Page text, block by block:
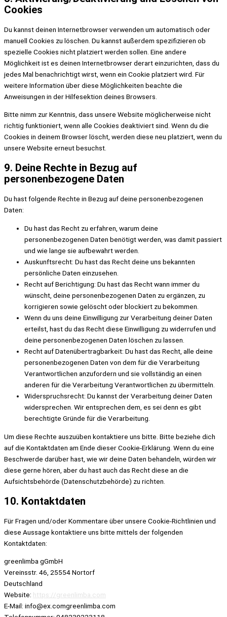
Cookies
Du kannst deinen Internetbrowser verwenden um automatisch oder
manuell Cookies zu löschen. Du kannst außerdem spezifizieren ob
spezielle Cookies nicht platziert werden sollen. Eine andere
Möglichkeit ist es deinen Internetbrowser derart einzurichten, dass du
jedes Mal benachrichtigt wirst, wenn ein Cookie platziert wird. Für
weitere Information über diese Möglichkeiten beachte die
Anweisungen in der Hilfesektion deines Browsers.
Bitte nimm zur Kenntnis, dass unsere Website möglicherweise nicht
richtig funktioniert, wenn alle Cookies deaktiviert sind. Wenn du die
Cookies in deinem Browser löscht, werden diese neu platziert, wenn du
unsere Website erneut besuchst.
9. Deine Rechte in Bezug auf
personenbezogene Daten
Du hast folgende Rechte in Bezug auf deine personenbezogenen
Daten:
Du hast das Recht zu erfahren, warum deine
personenbezogenen Daten benötigt werden, was damit passiert
und wie lange sie aufbewahrt werden.
Auskunftsrecht: Du hast das Recht deine uns bekannten
persönliche Daten einzusehen.
Recht auf Berichtigung: Du hast das Recht wann immer du
wünscht, deine personenbezogenen Daten zu ergänzen, zu
korrigieren sowie gelöscht oder blockiert zu bekommen.
Wenn du uns deine Einwilligung zur Verarbeitung deiner Daten
erteilst, hast du das Recht diese Einwilligung zu widerrufen und
deine personenbezogenen Daten löschen zu lassen.
Recht auf Datenübertragbarkeit: Du hast das Recht, alle deine
personenbezogenen Daten von dem für die Verarbeitung
Verantwortlichen anzufordern und sie vollständig an einen
anderen für die Verarbeitung Verantwortlichen zu übermitteln.
Widerspruchsrecht: Du kannst der Verarbeitung deiner Daten
widersprechen. Wir entsprechen dem, es sei denn es gibt
berechtigte Gründe für die Verarbeitung.
Um diese Rechte auszuüben kontaktiere uns bitte. Bitte beziehe dich
auf die Kontaktdaten am Ende dieser Cookie-Erklärung. Wenn du eine
Beschwerde darüber hast, wie wir deine Daten behandeln, würden wir
diese gerne hören, aber du hast auch das Recht diese an die
Aufsichtsbehörde (Datenschutzbehörde) zu richten.
10. Kontaktdaten
Für Fragen und/oder Kommentare über unsere Cookie-Richtlinien und
diese Aussage kontaktiere uns bitte mittels der folgenden
Kontaktdaten:
greenlimba gGmbH
Vereinsstr. 46, 25554 Nortorf
Deutschland
Website: https://greenlimba.com
E-Mail: info@ex.comgreenlimba.com